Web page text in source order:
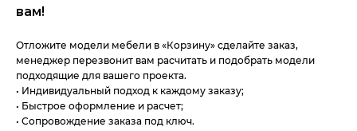
вам!
Отложите модели мебели в «Корзину» сделайте заказ,
менеджер перезвонит вам расчитать и подобрать модели
подходящие для вашего проекта.
• Индивидуальный подход к каждому заказу;
• Быстрое оформление и расчет;
• Сопровождение заказа под ключ.